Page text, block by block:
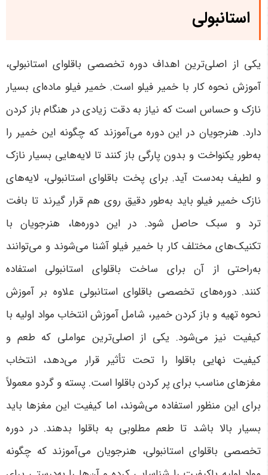
استانبولی
یکی از اصلی‌ترین اهداف دوره تخصصی باقلوای استانبولی،
آموزش نحوه کار با خمیر فیلو است. خمیر فیلو ماده‌ای بسیار
نازک و حساس است که نیاز به دقت زیادی در هنگام باز کردن
دارد. هنرجویان در این دوره می‌آموزند که چگونه این خمیر را
به‌طور یکنواخت و بدون پارگی باز کنند تا لایه‌هایی بسیار نازک
و لطیف به‌دست آید. برای پخت باقلوای استانبولی، لایه‌های
نازک خمیر فیلو باید به‌طور دقیق روی هم قرار گیرند تا بافت
ترد و سبک حاصل شود. در این دوره‌ها، هنرجویان با
تکنیک‌های مختلف کار با خمیر فیلو آشنا می‌شوند و می‌توانند
به‌راحتی از آن برای ساخت باقلوای استانبولی استفاده
کنند.دوره‌های تخصصی باقلوای استانبولی علاوه بر آموزش
نحوه تهیه و باز کردن خمیر، شامل آموزش انتخاب مواد اولیه با
کیفیت نیز می‌شود. یکی از اصلی‌ترین عواملی که طعم و
کیفیت نهایی باقلوا را تحت تأثیر قرار می‌دهد، انتخاب
مغزهای مناسب برای پر کردن باقلوا است. پسته و گردو معمولاً
برای این منظور استفاده می‌شوند، اما کیفیت این مغزها باید
بسیار بالا باشد تا طعم مطلوبی به باقلوا بدهند. در دوره
تخصصی باقلوای استانبولی، هنرجویان می‌آموزند که چگونه